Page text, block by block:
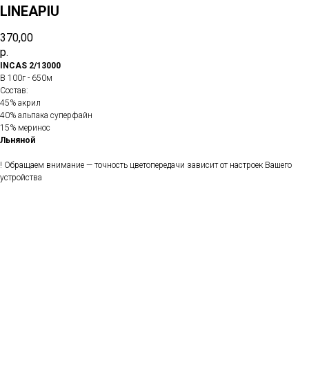
LINEAPIU
370,00
р.
INCAS 2/13000
В 100г - 650м
Состав:
45% акрил
40% альпака суперфайн
15% меринос
Льняной
! Обращаем внимание — точность цветопередачи зависит от настроек Вашего
устройства